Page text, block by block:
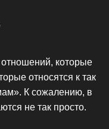
которые
относятся к так
К сожалению, в
не так просто.